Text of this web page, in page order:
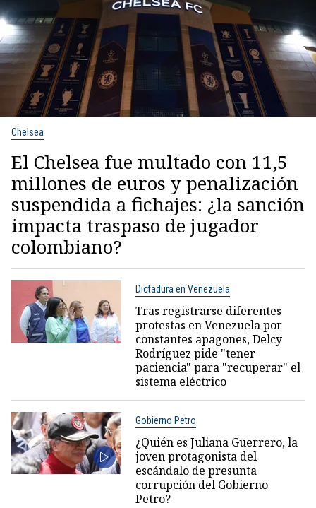
Chelsea
El Chelsea fue multado con 11,5
millones de euros y penalización
suspendida a fichajes: ¿la sanción
impacta traspaso de jugador
colombiano?
Dictadura en Venezuela
Tras registrarse diferentes
protestas en Venezuela por
constantes apagones, Delcy
Rodríguez pide "tener
paciencia" para "recuperar" el
sistema eléctrico
Gobierno Petro
¿Quién es Juliana Guerrero, la
joven protagonista del
escándalo de presunta
corrupción del Gobierno
Petro?